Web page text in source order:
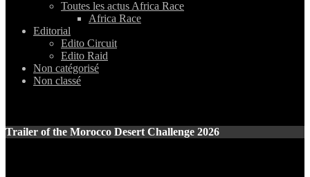
Toutes les actus Africa Race
Africa Race
Editorial
Edito Circuit
Edito Raid
Non catégorisé
Non classé
Trailer of the Morocco Desert Challenge 2026